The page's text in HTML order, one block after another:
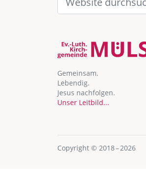
Gemeinsam.
Lebendig.
Jesus nachfolgen.
Unser Leitbild...
Copyright © 2018 – 2026